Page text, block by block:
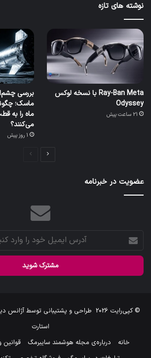
نوشته های تازه
Ray-Ban Meta با نسخه لوکس
Odyssey
21 ساعت پیش
بررسی
ماسک؛
ماه را به
می‌کنند؟
1 روز پیش
عضویت در خبرنامه
آدرس
ایمیل
خود
وارد
© کپی‌رایت 2026 طراحی و پشتیبانی توسطآژانس
استارت
خانه
درباره‌ی مجله هوشمند سایبرمگ
قوانین